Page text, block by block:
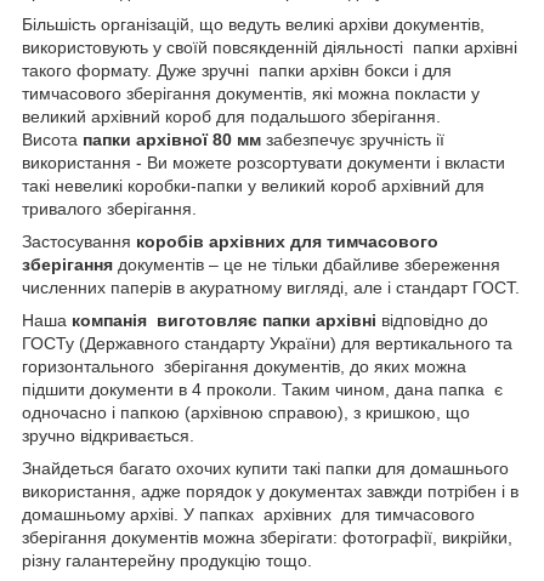
Більшість організацій, що ведуть великі архіви документів,
використовують у своїй повсякденній діяльності папки архівні
такого формату. Дуже зручні папки архівн бокси і для
тимчасового зберігання документів, які можна покласти у
великий архівний короб для подальшого зберігання.
Висота папки архівної 80 мм забезпечує зручність ії
використання - Ви можете розсортувати документи і вкласти
такі невеликі коробки-папки у великий короб архівний для
тривалого зберігання.
Застосування коробів архівних для тимчасового
зберігання документів – це не тільки дбайливе збереження
численних паперів в акуратному вигляді, але і стандарт ГОСТ.
Наша компанія виготовляє папки архівні відповідно до
ГОСТу (Державного стандарту України) для вертикального та
горизонтального зберігання документів, до яких можна
підшити документи в 4 проколи. Таким чином, дана папка є
одночасно і папкою (архівною справою), з кришкою, що
зручно відкривається.
Знайдеться багато охочих купити такі папки для домашнього
використання, адже порядок у документах завжди потрібен і в
домашньому архіві. У папках архівних для тимчасового
зберігання документів можна зберігати: фотографії, викрійки,
різну галантерейну продукцію тощо.